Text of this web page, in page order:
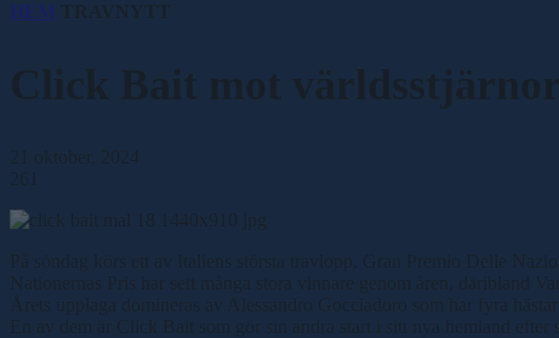
HEM TRAVNYTT
Click Bait mot
21 oktober, 2024
261
På söndag körs ett av Italiens största travlopp, Gran Premio Delle
Nationernas Pris har sett många stora vinnare genom åren, däribland
Årets upplaga domineras av Alessandro Gocciadoro som har fyra hästar
En av dem är Click Bait som gör sin andra start i sitt nya hemland efter